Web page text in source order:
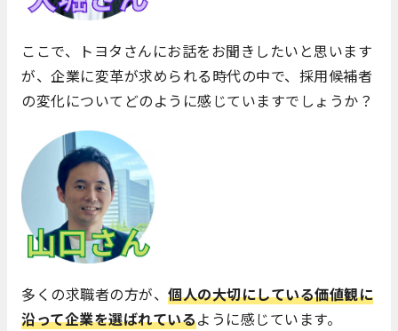
ここで、トヨタさんにお話をお聞きしたいと思います
が、企業に変革が求められる時代の中で、採用候補者
の変化についてどのように感じていますでしょうか？
多くの求職者の方が、 個人の大切にしている価値観に
沿って企業を選ばれているように感じています。